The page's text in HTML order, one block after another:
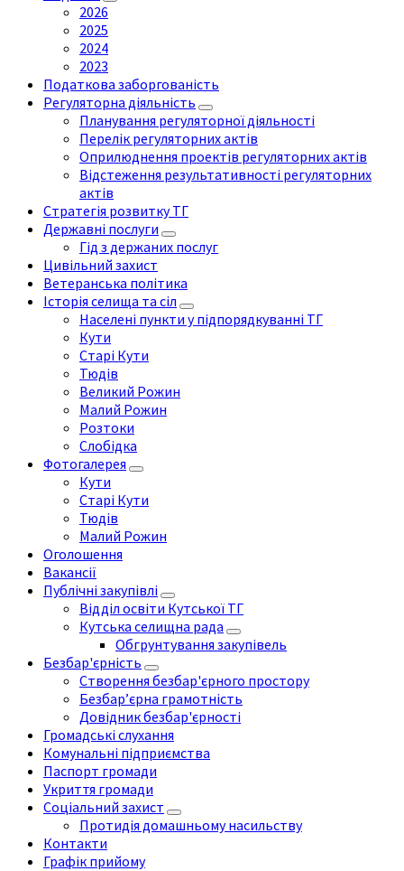
2026
2025
2024
2023
Податкова заборгованість
Регуляторна діяльність
Планування регуляторної діяльності
Перелік регуляторних актів
Оприлюднення проектів регуляторних актів
Відстеження результативності регуляторних
актів
Стратегія розвитку ТГ
Державні послуги
Гід з держаних послуг
Цивільний захист
Ветеранська політика
Історія селища та сіл
Населені пункти у підпорядкуванні ТГ
Кути
Старі Кути
Тюдів
Великий Рожин
Малий Рожин
Розтоки
Слобідка
Фотогалерея
Кути
Старі Кути
Тюдів
Малий Рожин
Оголошення
Вакансії
Публічні закупівлі
Відділ освіти Кутської ТГ
Кутська селищна рада
Обгрунтування закупівель
Безбар'єрність
Створення безбар'єрного простору
Безбар’єрна грамотність
Довідник безбар'єрності
Громадські слухання
Комунальні підприємства
Паспорт громади
Укриття громади
Соціальний захист
Протидія домашньому насильству
Контакти
Графік прийому